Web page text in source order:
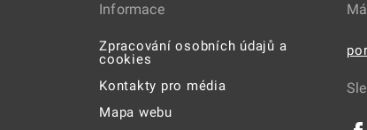
Informace
Zpracování osobních údajů a
cookies
Kontakty pro média
Mapa webu